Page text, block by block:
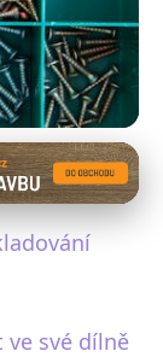
ve své dílně